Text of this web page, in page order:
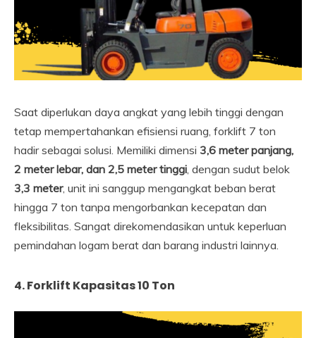
Saat diperlukan daya angkat yang lebih tinggi dengan
tetap mempertahankan efisiensi ruang, forklift 7 ton
hadir sebagai solusi. Memiliki dimensi 3,6 meter panjang,
2 meter lebar, dan 2,5 meter tinggi, dengan sudut belok
3,3 meter, unit ini sanggup mengangkat beban berat
hingga 7 ton tanpa mengorbankan kecepatan dan
fleksibilitas. Sangat direkomendasikan untuk keperluan
pemindahan logam berat dan barang industri lainnya.
4. Forklift Kapasitas 10 Ton